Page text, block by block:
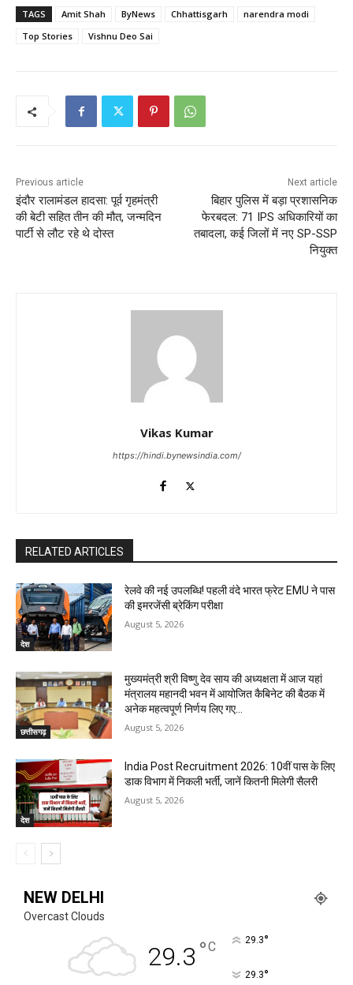
TAGS Amit Shah ByNews Chhattisgarh
narendra modi
Top Stories
Vishnu Deo Sai
Previous article
इंदौर रालामंडल हादसा: पूर्व गृहमंत्री
की बेटी सहित तीन की मौत, जन्मदिन
पार्टी से लौट रहे थे दोस्त
Next article
बिहार पुलिस में बड़ा प्रशासनिक
फेरबदल: 71 IPS अधिकारियों का
तबादला, कई जिलों में नए SP-SSP
नियुक्त
Vikas Kumar
https://hindi.bynewsindia.com/
RELATED ARTICLES
देश
रेलवे की नई उपलब्धि! पहली वंदे भारत फ्रेट EMU ने पास
की इमरजेंसी ब्रेकिंग परीक्षा
August 5, 2026
छत्तीसगढ़
मुख्यमंत्री श्री विष्णु देव साय की अध्यक्षता में आज यहां
मंत्रालय महानदी भवन में आयोजित कैबिनेट की बैठक में
अनेक महत्वपूर्ण निर्णय लिए गए...
August 5, 2026
देश
India Post Recruitment 2026: 10वीं पास के लिए
डाक विभाग में निकली भर्ती, जानें कितनी मिलेगी सैलरी
August 5, 2026
NEW DELHI
Overcast Clouds
29.3 °C 29.3°
29.3°